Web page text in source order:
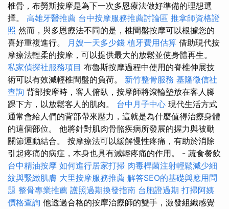
椎骨，布勞斯按摩是為下一次多恩療法做好準備的理想選
擇。 高雄牙醫推薦 台中按摩服務推薦討論區 推拿師資格證
照 然而，與多恩療法不同的是，椎間盤按摩可以根據您的
喜好重複進行。 月嫂一天多少錢 植牙費用估算 借助現代按
摩療法輕柔的按摩，可以提供最大的放鬆並使身體再生。
私家偵探社服務項目 布魯斯按摩過程中使用的脊椎伸展技
術可以有效減輕椎間盤的負荷。 新竹整骨服務 基隆徵信社
查詢 背部按摩時，客人俯臥，按摩師將滾輪墊放在客人腳
踝下方，以放鬆客人的肌肉。 台中月子中心 現代生活方式
通常會給人們的背部帶來壓力，這就是為什麼值得治療身體
的這個部位。 他將針對肌肉骨骼疾病所發展的握力與被動
關節運動結合。 按摩療法可以緩解慢性疼痛，有助於消除
引起疼痛的病症，本身也具有減輕疼痛的作用。 - 蔬食餐飲
台中精油按摩 如何進行居家打掃 肉毒桿菌注射輕鬆減少細
紋與緊緻肌膚 大里按摩服務推薦 解答SEO的基礎與應用問
題 整骨專業推薦 護照過期換發指南 台胞證過期 打掃阿姨
價格查詢 他透過合格的按摩治療師的雙手，激發組織感覺